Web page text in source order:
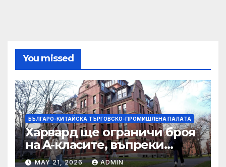
You missed
БЪЛГАРО-КИТАЙСКА ТЪРГОВСКО-ПРОМИШЛЕНА ПАЛAТА
Харвард ще ограничи броя
на A-класите, въпреки
силната съпротива на
MAY 21, 2026 ADMIN